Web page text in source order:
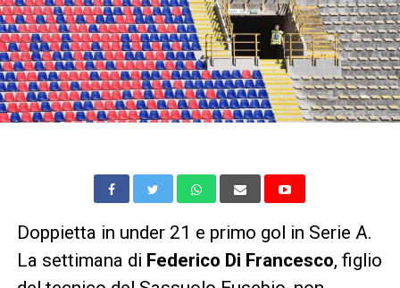
Doppietta in under 21 e primo gol in Serie A.
La settimana di Federico Di Francesco, figlio